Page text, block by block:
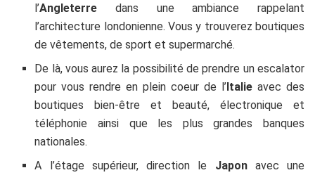
l’Angleterre dans une ambiance rappelant
l’architecture londonienne. Vous y trouverez boutiques
de vêtements, de sport et supermarché.
De là, vous aurez la possibilité de prendre un escalator
pour vous rendre en plein coeur de l’Italie avec des
boutiques bien-être et beauté, électronique et
téléphonie ainsi que les plus grandes banques
nationales.
A l’étage supérieur, direction le Japonavec une